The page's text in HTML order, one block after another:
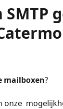
mailboxen?
onze